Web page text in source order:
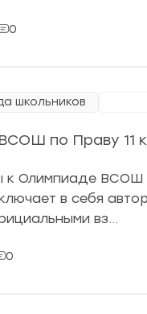
0
школьников
по Праву 11
Олимпиаде ВСОШ
в себя
вз…
0